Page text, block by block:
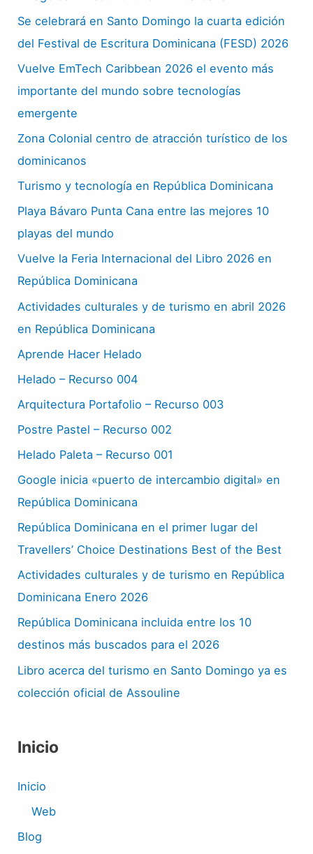
Se celebrará en Santo Domingo la cuarta edición
del Festival de Escritura Dominicana (FESD) 2026
Vuelve EmTech Caribbean 2026 el evento más
importante del mundo sobre tecnologías
emergente
Zona Colonial centro de atracción turístico de los
dominicanos
Turismo y tecnología en República Dominicana
Playa Bávaro Punta Cana entre las mejores 10
playas del mundo
Vuelve la Feria Internacional del Libro 2026 en
República Dominicana
Actividades culturales y de turismo en abril 2026
en República Dominicana
Aprende Hacer Helado
Helado – Recurso 004
Arquitectura Portafolio – Recurso 003
Postre Pastel – Recurso 002
Helado Paleta – Recurso 001
Google inicia «puerto de intercambio digital» en
República Dominicana
República Dominicana en el primer lugar del
Travellers’ Choice Destinations Best of the Best
Actividades culturales y de turismo en República
Dominicana Enero 2026
República Dominicana incluida entre los 10
destinos más buscados para el 2026
Libro acerca del turismo en Santo Domingo ya es
colección oficial de Assouline
Inicio
Inicio
Web
Blog